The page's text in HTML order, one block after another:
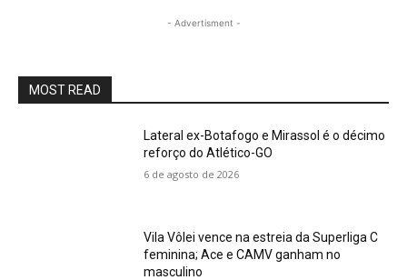
- Advertisment -
MOST READ
Lateral ex-Botafogo e Mirassol é o décimo
reforço do Atlético-GO
6 de agosto de 2026
Vila Vôlei vence na estreia da Superliga C
feminina; Ace e CAMV ganham no
masculino